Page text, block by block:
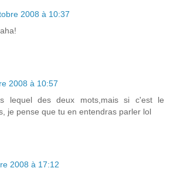
2008 à 10:37
2008 à 10:57
lequel des deux mots,mais si c'est le
je pense que tu en entendras parler lol
2008 à 17:12